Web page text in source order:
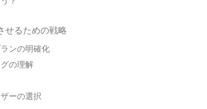
せるための戦略
ンの明確化
の理解
ーの選択